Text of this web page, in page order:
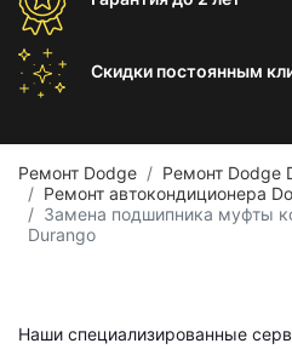
Скидки постоянным
Ремонт Dodge
Ремонт Dodge
Ремонт автокондиционера
Замена подшипника муфты
Durango
Наши специализированные